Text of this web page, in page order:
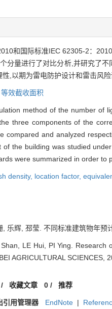
和国际标准IEC 62305-2：
分量进行了对比分析,并研究了
,以期为雷电防护设计和雷击风险
等效截收面积
method of the number of
three components of the
compared and analyzed
the building was studied
were summarized in order
density, location factor,
, 乐辉, 邳莹. 不同标准建筑物年预
Shan, LE Hui, PI Ying. Research
AGRICULTURAL SCIENCES,
收藏文章 0/ 推荐
引用管理器 EndNote |